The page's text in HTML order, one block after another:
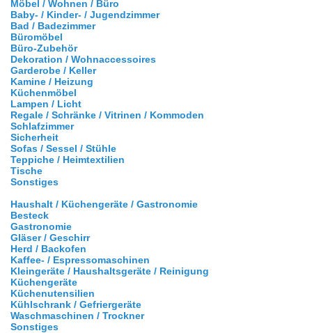
Möbel / Wohnen / Büro
Baby- / Kinder- / Jugendzimmer
Bad / Badezimmer
Büromöbel
Büro-Zubehör
Dekoration / Wohnaccessoires
Garderobe / Keller
Kamine / Heizung
Küchenmöbel
Lampen / Licht
Regale / Schränke / Vitrinen / Kommoden
Schlafzimmer
Sicherheit
Sofas / Sessel / Stühle
Teppiche / Heimtextilien
Tische
Sonstiges
Haushalt / Küchengeräte / Gastronomie
Besteck
Gastronomie
Gläser / Geschirr
Herd / Backofen
Kaffee- / Espressomaschinen
Kleingeräte / Haushaltsgeräte / Reinigung
Küchengeräte
Küchenutensilien
Kühlschrank / Gefriergeräte
Waschmaschinen / Trockner
Sonstiges